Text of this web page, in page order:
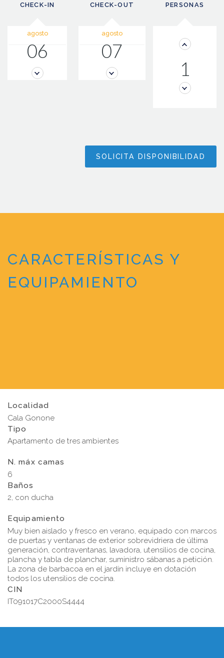
CHECK-IN
agosto
06
CHECK-OUT
agosto
07
PERSONAS
1
SOLICITA DISPONIBILIDAD
CARACTERÍSTICAS Y
EQUIPAMIENTO
Localidad
Cala Gonone
Tipo
Apartamento de tres ambientes
N. máx camas
6
Baños
2, con ducha
Equipamiento
Muy bien aislado y fresco en verano, equipado con marcos
de puertas y ventanas de exterior sobrevidriera de última
generación, contraventanas, lavadora, utensilios de cocina,
plancha y tabla de planchar, suministro sábanas a petición.
La zona de barbacoa en el jardín incluye en dotación
todos los utensilios de cocina.
CIN
IT091017C2000S4444